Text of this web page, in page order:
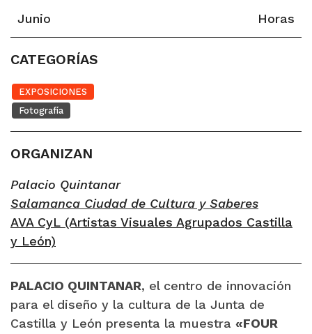
Junio Horas
CATEGORÍAS
EXPOSICIONES
Fotografía
ORGANIZAN
Palacio Quintanar
Salamanca Ciudad de Cultura y Saberes
AVA CyL (Artistas Visuales Agrupados Castilla
y León)
PALACIO QUINTANAR, el centro de innovación
para el diseño y la cultura de la Junta de
Castilla y León presenta la muestra «FOUR